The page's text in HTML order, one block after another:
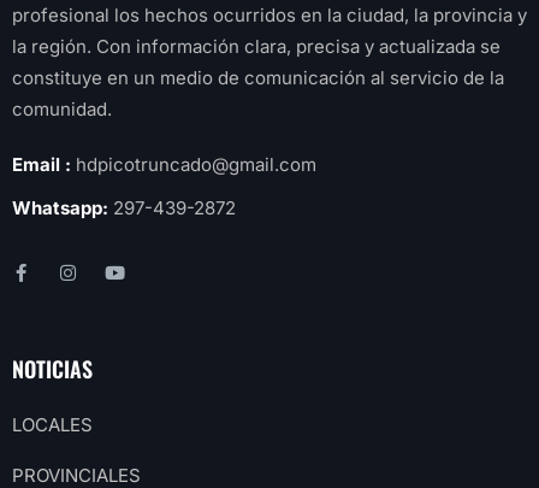
profesional los hechos ocurridos en la ciudad, la provincia y
la región. Con información clara, precisa y actualizada se
constituye en un medio de comunicación al servicio de la
comunidad.
Email : hdpicotruncado@gmail.com
Whatsapp: 297-439-2872
NOTICIAS
LOCALES
PROVINCIALES